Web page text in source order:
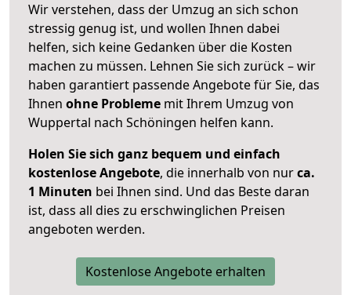
Wir verstehen, dass der Umzug an sich schon
stressig genug ist, und wollen Ihnen dabei
helfen, sich keine Gedanken über die Kosten
machen zu müssen. Lehnen Sie sich zurück – wir
haben garantiert passende Angebote für Sie, das
Ihnen ohne Probleme mit Ihrem Umzug von
Wuppertal nach Schöningen helfen kann.
Holen Sie sich ganz bequem und einfach
kostenlose Angebote, die innerhalb von nurca.
1 Minuten bei Ihnen sind. Und das Beste daran
ist, dass all dies zu erschwinglichen Preisen
angeboten werden.
Kostenlose Angebote erhalten